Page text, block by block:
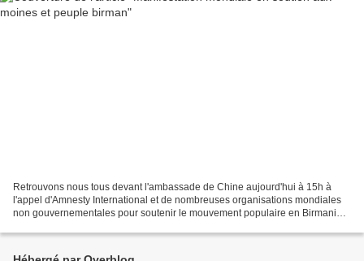
Retrouvons nous tous devant l'ambassade de Chine aujourd'hui à 15h à
l'appel d'Amnesty International et de nombreuses organisations mondiales
non gouvernementales pour soutenir le mouvement populaire en Birmanie